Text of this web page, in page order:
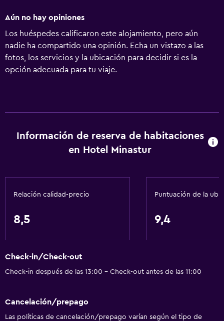
Aún no hay opiniones
Los huéspedes calificaron este alojamiento, pero aún
nadie ha compartido una opinión. Echa un vistazo a las
fotos, los servicios y la ubicación para decidir si es la
opción adecuada para tu viaje.
Información de reserva de habitaciones
en Hotel Minastur
Relación calidad-precio
8,5
Puntuación de la
9,4
Check-in/Check-out
Check-in después de las 13:00 - Check-out antes de las 11:00
Cancelación/prepago
Las políticas de cancelación/prepago varían según el tipo de